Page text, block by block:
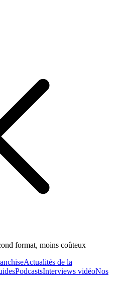
format, moins coûteux
Actualités de la
PodcastsInterviews vidéoNos